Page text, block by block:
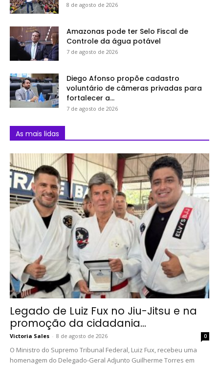
8 de agosto de 2026
Amazonas pode ter Selo Fiscal de
Controle da água potável
7 de agosto de 2026
Diego Afonso propõe cadastro
voluntário de câmeras privadas para
fortalecer a...
7 de agosto de 2026
As mais lidas
Legado de Luiz Fux no Jiu-Jitsu e na
promoção da cidadania...
Victoria Sales - 8 de agosto de 2026 0
O Ministro do Supremo Tribunal Federal, Luiz Fux, recebeu uma
homenagem do Delegado-Geral Adjunto Guilherme Torres em